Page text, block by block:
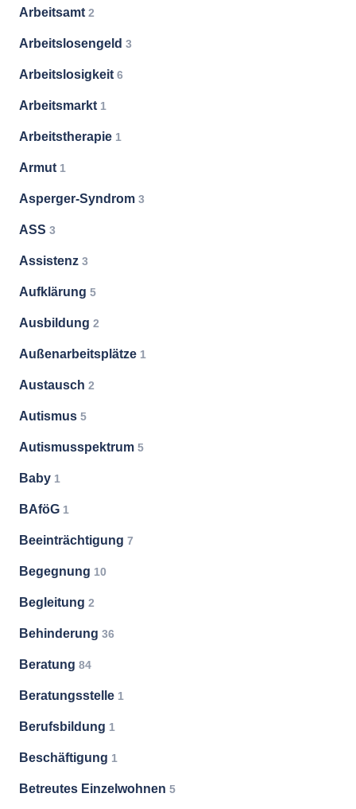
Arbeitsamt 2
Arbeitslosengeld 3
Arbeitslosigkeit 6
Arbeitsmarkt 1
Arbeitstherapie 1
Armut 1
Asperger-Syndrom 3
ASS 3
Assistenz 3
Aufklärung 5
Ausbildung 2
Außenarbeitsplätze 1
Austausch 2
Autismus 5
Autismusspektrum 5
Baby 1
BAföG 1
Beeinträchtigung 7
Begegnung 10
Begleitung 2
Behinderung 36
Beratung 84
Beratungsstelle 1
Berufsbildung 1
Beschäftigung 1
Betreutes Einzelwohnen 5